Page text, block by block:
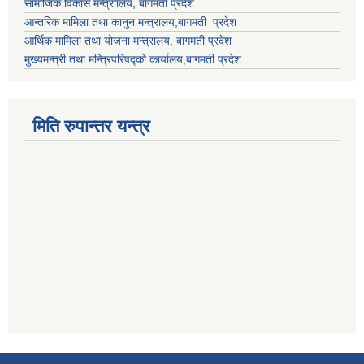
सामाजिक विकास मन्त्राालय, बागमती प्रदेश
आन्तरिक मामिला तथा कानुन मन्त्रालय,बागमती प्रदेश
आर्थिक मामिला तथा योजना मन्त्रालय, बागमती प्रदेश
मुख्यमन्त्री तथा मन्त्रिपरिषद्को कार्यालय,बागमती प्रदेश
मिति रुपान्तर यन्त्र